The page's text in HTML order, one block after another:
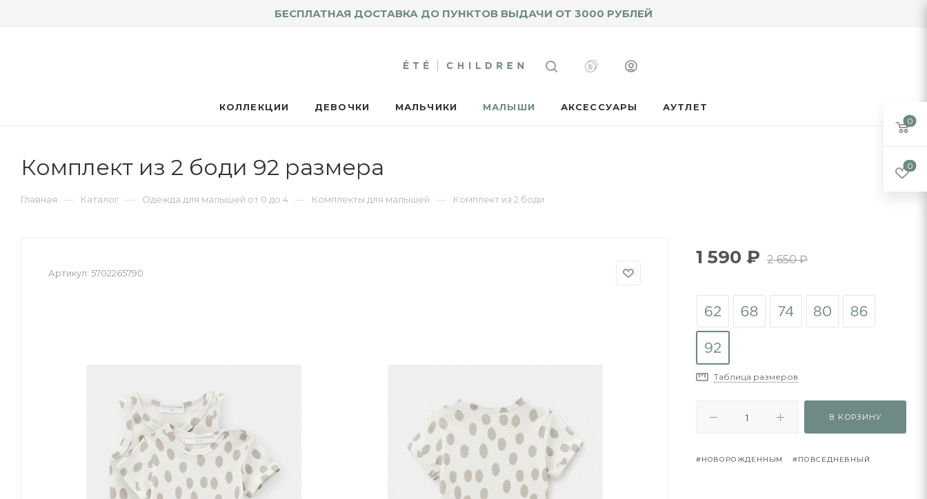
БЕСПЛАТНАЯ ДОСТАВКА ДО ПУНКТОВ ВЫДАЧИ ОТ 3000 РУБЛЕЙ
КОЛЛЕКЦИИ ДЕВОЧКИ МАЛЬЧИКИ МАЛЫШИ АКСЕССУАРЫ АУТЛЕТ
Комплект из 2 боди 92 размера
Главная — Каталог — Одежда для малышей от 0 до 4 — Комплекты для малышей — Комплект из 2 боди
Артикул: 5702265790
1 590 ₽ 2 650₽
Таблица размеров
В КОРЗИНУ
#НОВОРОЖДЕННЫМ #ПОВСЕДНЕВНЫЙ
0
0